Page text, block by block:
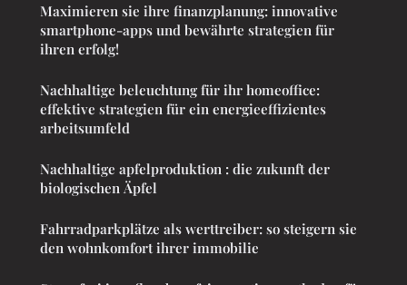
Maximieren sie ihre finanzplanung: innovative
smartphone-apps und bewährte strategien für
ihren erfolg!
Nachhaltige beleuchtung für ihr homeoffice:
effektive strategien für ein energieeffizientes
arbeitsumfeld
Nachhaltige apfelproduktion : die zukunft der
biologischen Äpfel
Fahrradparkplätze als werttreiber: so steigern sie
den wohnkomfort ihrer immobilie